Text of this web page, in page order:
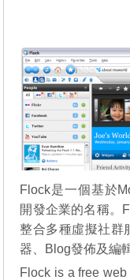
Flock是一個基於
開發企業的名稱。
整合多種虛擬社群
器、Blog發佈及編
Flock is a free